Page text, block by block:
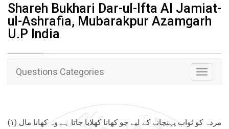
Shareh Bukhari Dar-ul-Ifta Al Jamiat-
ul-Ashrafia, Mubarakpur Azamgarh
U.P India
Toggle
Questions Categories
(۱) مردہ کو ثواب پہنچانے کے لیے جو کھانا کھلایا جاتا ہے وہ کھانا مال